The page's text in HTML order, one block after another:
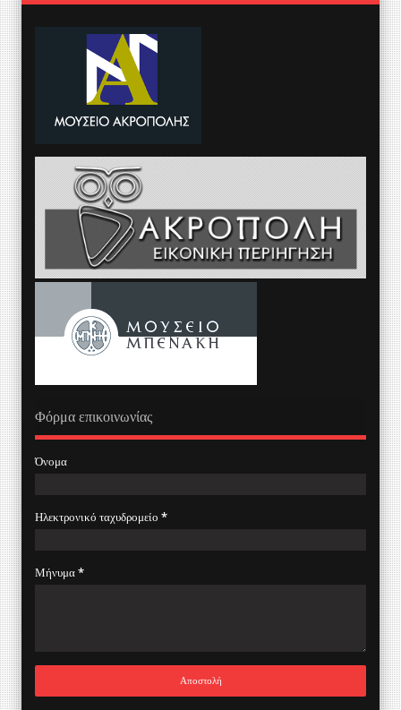
Φόρμα επικοινωνίας
Όνομα
Ηλεκτρονικό ταχυδρομείο *
Μήνυμα*